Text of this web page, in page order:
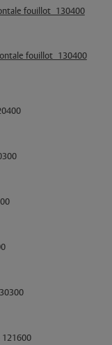
fouillot_130400
fouillot_130400